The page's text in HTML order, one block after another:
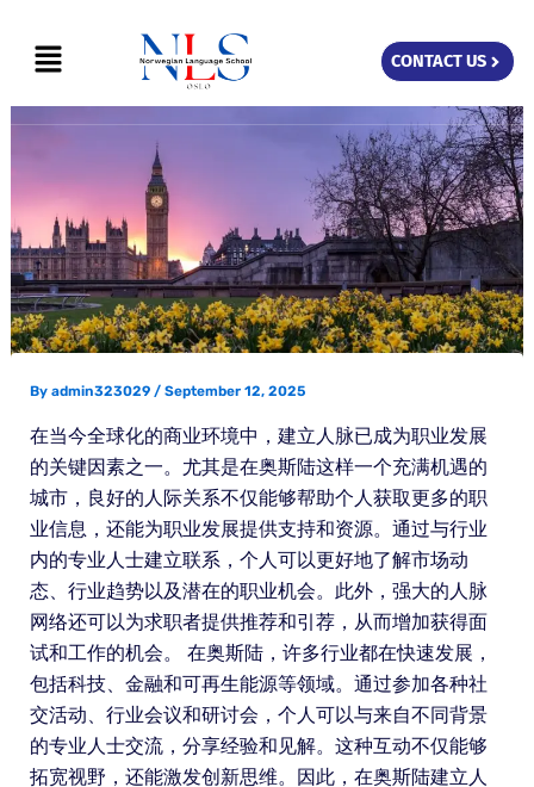
content
Menu CONTACT US
By admin323029 / September 12, 2025
在当今全球化的商业环境中，建立人脉已成为职业发展
的关键因素之一。尤其是在奥斯陆这样一个充满机遇的
城市，良好的人际关系不仅能够帮助个人获取更多的职
业信息，还能为职业发展提供支持和资源。通过与行业
内的专业人士建立联系，个人可以更好地了解市场动
态、行业趋势以及潜在的职业机会。此外，强大的人脉
网络还可以为求职者提供推荐和引荐，从而增加获得面
试和工作的机会。 在奥斯陆，许多行业都在快速发展，
包括科技、金融和可再生能源等领域。通过参加各种社
交活动、行业会议和研讨会，个人可以与来自不同背景
的专业人士交流，分享经验和见解。这种互动不仅能够
拓宽视野，还能激发创新思维。因此，在奥斯陆建立人